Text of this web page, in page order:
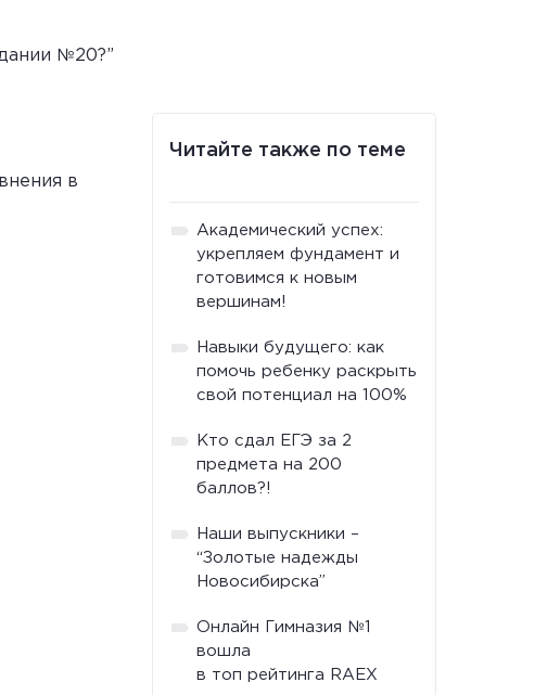
№20?”
в
Читайте также по теме
Академический успех:
укрепляем фундамент и
готовимся к новым
вершинам!
Навыки будущего: как
помочь ребенку раскрыть
свой потенциал на 100%
Кто сдал ЕГЭ за 2
предмета на 200
баллов?!
Наши выпускники –
“Золотые надежды
Новосибирска”
Онлайн Гимназия №1
вошла
в топ рейтинга RAEX